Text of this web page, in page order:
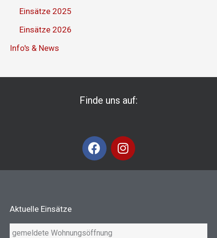
Einsätze 2025
Einsätze 2026
Info's & News
Finde uns auf:
F
a
k
I
n
a
Aktuelle Einsätze
gemeldete Wohnungsöffnung